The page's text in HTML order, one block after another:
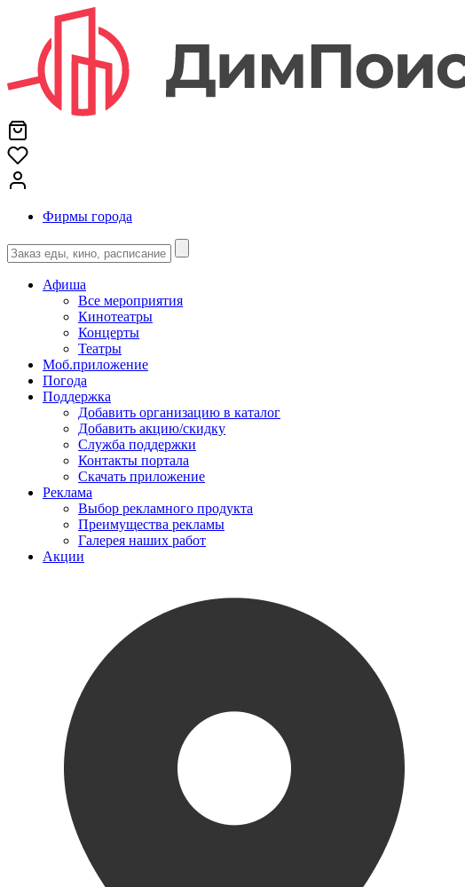
Фирмы города
Афиша
Все мероприятия
Кинотеатры
Концерты
Театры
Моб.приложение
Погода
Поддержка
Добавить организацию в каталог
Добавить акцию/скидку
Служба поддержки
Контакты портала
Скачать приложение
Реклама
Выбор рекламного продукта
Преимущества рекламы
Галерея наших работ
Акции